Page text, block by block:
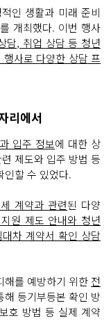
하
기
하
기
인 생활과 미래 준비
를 개최했다. 이번 행사
담, 취업 상담 등 청년
사로 다양한 상담 프
리에서
입주 정보에 대한 상
제도와 입주 방법 등
인할 수 있었다.
계약과 관련된 다양
원 제도 안내와 청년
차 계약서 확인 상담
해를 예방하기 위한 전
등기부등본 확인 방
호 방법 등 실제 계약